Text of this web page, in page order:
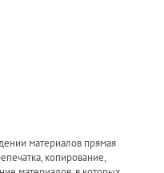
материалов прямая
копирование,